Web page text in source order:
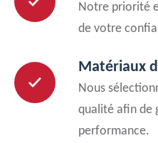
Notre priorité
de votre
Matériaux
Nous
qualité afin de
performance.